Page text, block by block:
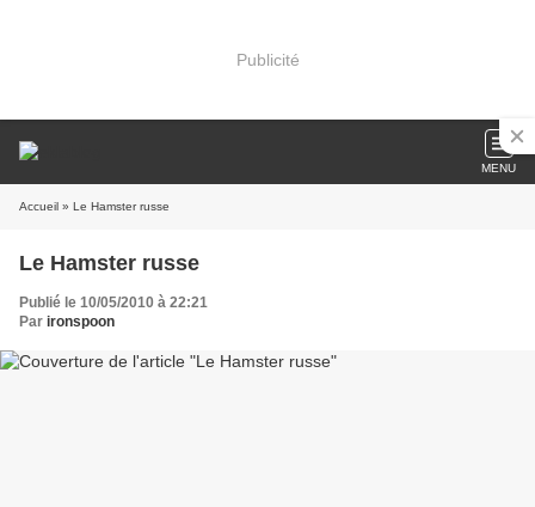
Publicité
MENU
Accueil » Le Hamster russe
Le Hamster russe
Publié le 10/05/2010 à 22:21
Par ironspoon